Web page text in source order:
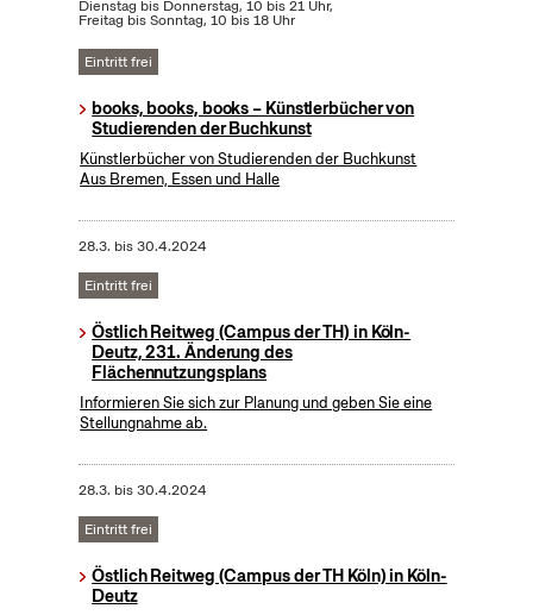
Dienstag bis Donnerstag, 10 bis 21 Uhr,
Freitag bis Sonntag, 10 bis 18 Uhr
Eintritt frei
books, books, books – Künstlerbücher von
Studierenden der Buchkunst
Künstlerbücher von Studierenden der Buchkunst
Aus Bremen, Essen und Halle
28.3. bis30.4.2024
Eintritt frei
Östlich Reitweg (Campus der TH) in Köln-
Deutz, 231. Änderung des
Flächennutzungsplans
Informieren Sie sich zur Planung und geben Sie eine
Stellungnahme ab.
28.3. bis30.4.2024
Eintritt frei
Östlich Reitweg (Campus der TH Köln) in Köln-
Deutz